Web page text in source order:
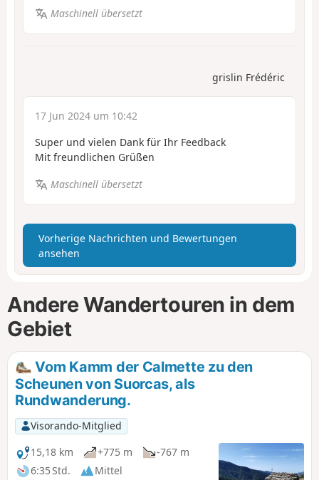
Maschinell übersetzt
grislin Frédéric
17 Jun 2024 um 10:42
Super und vielen Dank für Ihr Feedback
Mit freundlichen Grüßen
Maschinell übersetzt
Vorherige Nachrichten und Bewertungen
ansehen
Andere Wandertouren in dem
Gebiet
Vom Kamm der Calmette zu den
Scheunen von Suorcas, als
Rundwanderung.
Visorando-Mitglied
15,18 km
+775 m
-767 m
6:35 Std.
Mittel